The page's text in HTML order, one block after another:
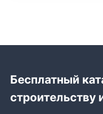
Бесплатный
строительству